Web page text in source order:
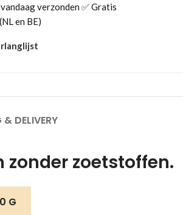
verzonden ✅ Gratis
en BE)
& DELIVERY
zoetstoffen.
G